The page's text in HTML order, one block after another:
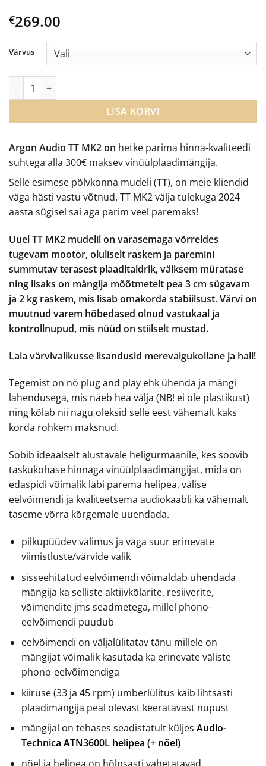
€269.00
Argon Audio TT MK2 on hetke parima hinna-kvaliteedi
suhtega alla 300€ maksev vinüülplaadimängija.
Selle esimese põlvkonna mudeli (TT), on meie kliendid
väga hästi vastu võtnud. TT MK2 välja tulekuga 2024
aasta sügisel sai aga parim veel paremaks!
Uuel TT MK2 mudelil on varasemaga võrreldes
tugevam mootor, oluliselt raskem ja paremini
summutav terasest plaaditaldrik, väiksem müratase
ning lisaks on mängija mõõtmetelt pea 3 cm sügavam
ja 2 kg raskem, mis lisab omakorda stabiilsust. Värvi on
muutnud varem hõbedased olnud vastukaal ja
kontrollnupud, mis nüüd on stiilselt mustad.
Laia värvivalikusse lisandusid merevaigukollane ja hall!
Tegemist on nö plug and play ehk ühenda ja mängi
lahendusega, mis näeb hea välja (NB! ei ole plastikust)
ning kõlab nii nagu oleksid selle eest vähemalt kaks
korda rohkem maksnud.
Sobib ideaalselt alustavale heligurmaanile, kes soovib
taskukohase hinnaga vinüülplaadimängijat, mida on
edaspidi võimalik läbi parema helipea, välise
eelvõimendi ja kvaliteetsema audiokaabli ka vähemalt
taseme võrra kõrgemale uuendada.
pilkupüüdev välimus ja väga suur erinevate
viimistluste/värvide valik
sisseehitatud eelvõimendi võimaldab ühendada
mängija ka selliste aktiivkõlarite, resiiverite,
võimendite jms seadmetega, millel phono-
eelvõimendi puudub
eelvõimendi on väljalülitatav tänu millele on
mängijat võimalik kasutada ka erinevate väliste
phono-eelvõimendiga
kiiruse (33 ja 45 rpm) ümberlülitus käib lihtsasti
plaadimängija peal olevast keeratavast nupust
mängijal on tehases seadistatult küljes Audio-
Technica ATN3600L helipea (+ nõel)
Värvus
Argon Audio TT MK2 vinüülplaadimängija kogus
LISA KORVI